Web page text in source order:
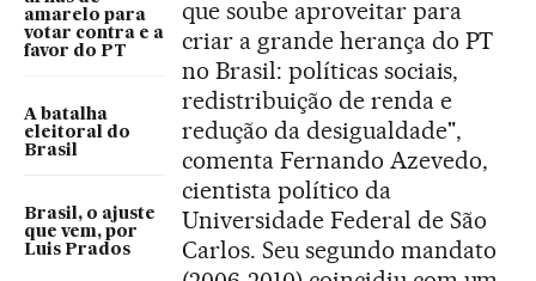
amarelo para
votar contra e a
favor do PT
A batalha
eleitoral do
Brasil
Brasil, o ajuste
que vem, por
Luis Prados
que soube aproveitar para
criar a grande herança do PT
no Brasil: políticas sociais,
redistribuição de renda e
redução da desigualdade",
comenta Fernando Azevedo,
cientista político da
Universidade Federal de São
Carlos. Seu segundo mandato